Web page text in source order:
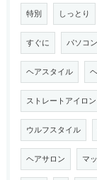
特別 しっとり
すぐに パソコン
ヘアスタイル
ストレートアイロン
ウルフスタイル
ヘアサロン マ